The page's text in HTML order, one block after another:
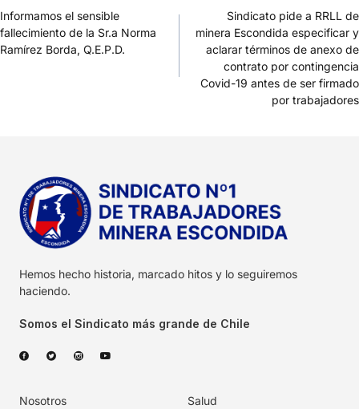
Informamos el sensible
fallecimiento de la Sr.a Norma
Ramírez Borda, Q.E.P.D.
Sindicato pide a RRLL de
minera Escondida especificar y
aclarar términos de anexo de
contrato por contingencia
Covid-19 antes de ser firmado
por trabajadores
Hemos hecho historia, marcado hitos y lo seguiremos
haciendo.
Somos el Sindicato más grande de Chile
Nosotros
Salud